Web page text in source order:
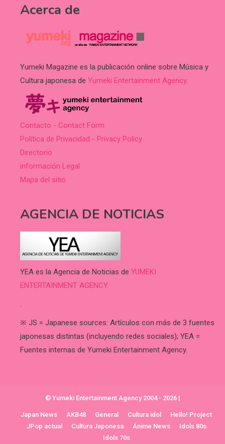
Acerca de
Yumeki Magazine es la publicación online sobre Música y
Cultura japonesa de Yumeki Entertainment Agency.
Contacto - Contact Form
Política de Privacidad - Privacy Policy
Directorio
información Legal
Mapa del sitio
AGENCIA DE NOTICIAS
YEA es la Agencia de Noticias de YUMEKI
ENTERTAINMENT AGENCY.
.
※ JS = Japanese sources: Artículos con más de 3 fuentes
japonesas distintas (incluyendo redes sociales); YEA =
Fuentes internas de Yumeki Entertainment Agency.
© Yumeki Entertainment Agency 2004 - 2026 |
Japan News AKB48 General Cultura idol
Hello! Project
JPop actual
Cultura Japonesa Ánime News
Idols 80s
Idols 70s